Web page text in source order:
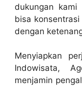
dukungan
bisa
dengan
Menyiapkan
Indowisata,
menjamin